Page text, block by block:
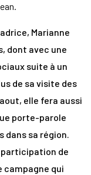
Marianne
dont avec une
suite à un
de sa visite des
elle fera aussi
porte-parole
dans sa région.
participation de
campagne qui